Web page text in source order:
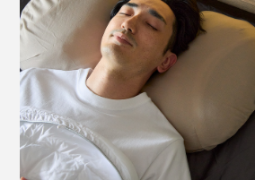
ろ、頚椎の深さは2.5cmから7cmま
ところが、「寝た状態」で頚椎の
と、92.3％の人が3cmだった。
き寝になる、枕の左右両サイドは、
です。